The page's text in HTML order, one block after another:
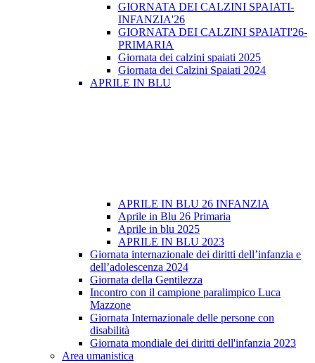
GIORNATA DEI CALZINI SPAIATI-
INFANZIA'26
GIORNATA DEI CALZINI SPAIATI'26-
PRIMARIA
Giornata dei calzini spaiati 2025
Giornata dei Calzini Spaiati 2024
APRILE IN BLU
APRILE IN BLU 26 INFANZIA
Aprile in Blu 26 Primaria
Aprile in blu 2025
APRILE IN BLU 2023
Giornata internazionale dei diritti dell’infanzia e
dell’adolescenza 2024
Giornata della Gentilezza
Incontro con il campione paralimpico Luca
Mazzone
Giornata Internazionale delle persone con
disabilità
Giornata mondiale dei diritti dell'infanzia 2023
Area umanistica